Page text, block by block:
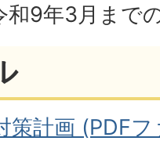
和9年3月まで
策計画 (PDF